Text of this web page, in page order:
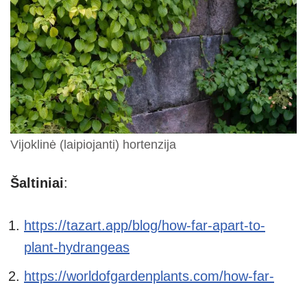
Vijoklinė (laipiojanti) hortenzija
Šaltiniai:
https://tazart.app/blog/how-far-apart-to-
plant-hydrangeas
https://worldofgardenplants.com/how-far-